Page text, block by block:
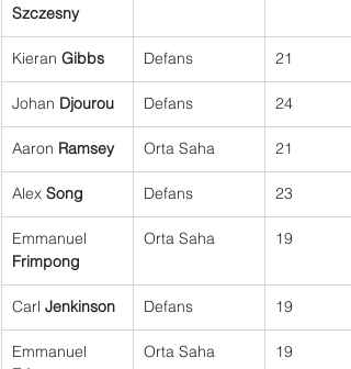
Szczesny
Kieran Gibbs Defans 21
Johan Djourou Defans 24
Aaron Ramsey Orta Saha 21
Alex Song Defans 23
Emmanuel
Frimpong
Orta Saha 19
Carl Jenkinson Defans 19
Emmanuel
Orta Saha 19